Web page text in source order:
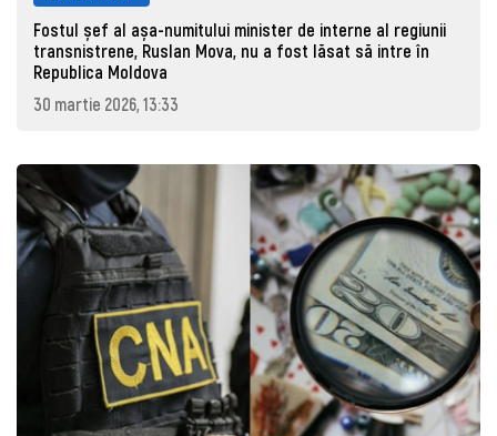
Fostul șef al așa-numitului minister de interne al regiunii
transnistrene, Ruslan Mova, nu a fost lăsat să intre în
Republica Moldova
30 martie 2026, 13:33